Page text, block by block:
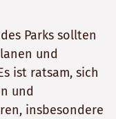
Parks sollten
und
ist ratsam, sich
und
insbesondere